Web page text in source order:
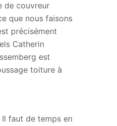
de couvreur
que nous faisons
précisément
Catherin
est
toiture à
faut de temps en